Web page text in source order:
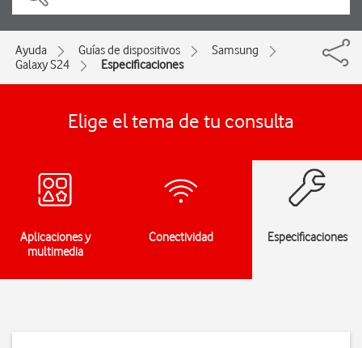
Ayuda Guías de dispositivos
Samsung
Galaxy S24
Especificaciones
Elige el tema de tu consulta
Aplicaciones y
multimedia
Conectividad Especificaciones